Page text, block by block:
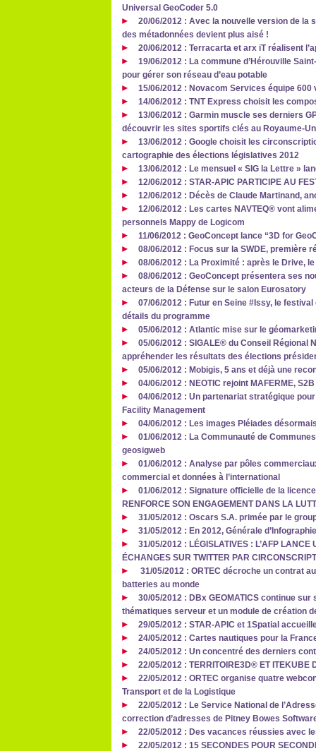
Universal GeoCoder 5.0
20/06/2012 : Avec la nouvelle version de
des métadonnées devient plus aisé !
20/06/2012 : Terracarta et arx iT réalisent
19/06/2012 : La commune d’Hérouville
pour gérer son réseau d’eau potable
15/06/2012 : Novacom Services équipe 600
14/06/2012 : TNT Express choisit les
13/06/2012 : Garmin muscle ses derniers
découvrir les sites sportifs clés au Royaume-
13/06/2012 : Google choisit les
cartographie des élections législatives 2012
13/06/2012 : Le mensuel « SIG la Lettre »
12/06/2012 : STAR-APIC PARTICIPE AU
12/06/2012 : Décès de Claude Martinand,
12/06/2012 : Les cartes NAVTEQ® vont
personnels Mappy de Logicom
11/06/2012 : GeoConcept lance “3D for
08/06/2012 : Focus sur la SWDE, première
08/06/2012 : La Proximité : après le Drive,
08/06/2012 : GeoConcept présentera ses
acteurs de la Défense sur le salon Eurosatory
07/06/2012 : Futur en Seine #Issy, le
détails du programme
05/06/2012 : Atlantic mise sur le
05/06/2012 : SIGALE® du Conseil Régional
appréhender les résultats des élections
05/06/2012 : Mobigis, 5 ans et déjà une
04/06/2012 : NEOTIC rejoint MAFERME,
04/06/2012 : Un partenariat stratégique
Facility Management
04/06/2012 : Les images Pléiades
01/06/2012 : La Communauté de
geosigweb
01/06/2012 : Analyse par pôles
commercial et données à l’international
01/06/2012 : Signature officielle de la
RENFORCE SON ENGAGEMENT DANS LA
31/05/2012 : Oscars S.A. primée par le
31/05/2012 : En 2012, Générale
31/05/2012 : LÉGISLATIVES : L’AFP
ÉCHANGES SUR TWITTER PAR
31/05/2012 : ORTEC décroche un contrat
batteries au monde
30/05/2012 : DBx GEOMATICS continue
thématiques serveur et un module de création
29/05/2012 : STAR-APIC et 1Spatial
24/05/2012 : Cartes nautiques pour la
24/05/2012 : Un concentré des derniers
22/05/2012 : TERRITOIRE3D® ET ITEKUBE
22/05/2012 : ORTEC organise quatre
Transport et de la Logistique
22/05/2012 : Le Service National de
correction d’adresses de Pitney Bowes
22/05/2012 : Des vacances réussies avec
22/05/2012 : 15 SECONDES POUR